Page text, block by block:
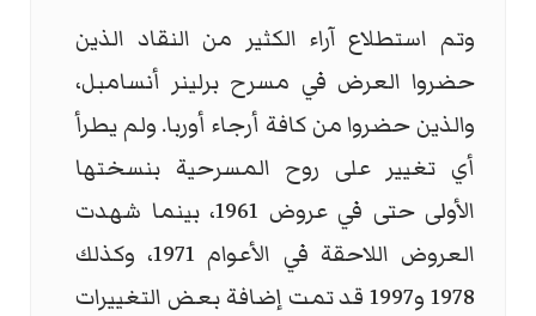
وتم استطلاع آراء الكثير من النقاد الذين
حضروا العرض في مسرح برلينر أنسامبل،
والذين حضروا من كافة أرجاء أوربا. ولم يطرأ
أي تغيير على روح المسرحية بنسختها
الأولى حتى في عروض 1961، بينما شهدت
العروض اللاحقة في الأعوام 1971، وكذلك
1978 و1997 قد تمت إضافة بعض التغييرات